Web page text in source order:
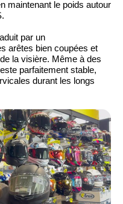
maintenant le poids autour
par un
arêtes bien coupées et
la visière. Même à des
parfaitement stable,
durant les longs